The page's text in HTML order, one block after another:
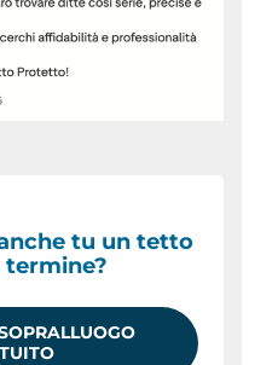
tu un tetto